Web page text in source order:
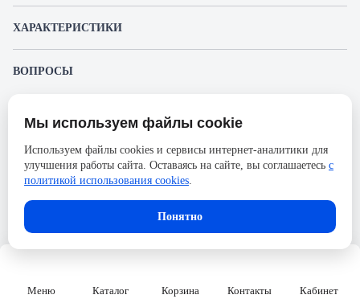
Меню Каталог Корзина Контакты Кабинет
ХАРАКТЕРИСТИКИ
Ширина, мм
300
Высота, мм
Наличие перфорации
Да
ВОПРОСЫ
Пожалуйста, авторизуйтесь, чтобы иметь
возможность оставлять вопросы.
Представленные изображения и характеристики могут отличаться от реального
без предварительного уведомления. Компания АйДистрибьют не несёт
ответственности в случае не соответствия текущей модели товаров фотографиям,
размещённым в карточке товара.
Мы используем файлы cookie
Используем файлы cookies и сервисы интернет-аналитики для
улучшения работы сайта. Оставаясь на сайте, вы соглашаетесь с
политикой использования cookies.
Понятно